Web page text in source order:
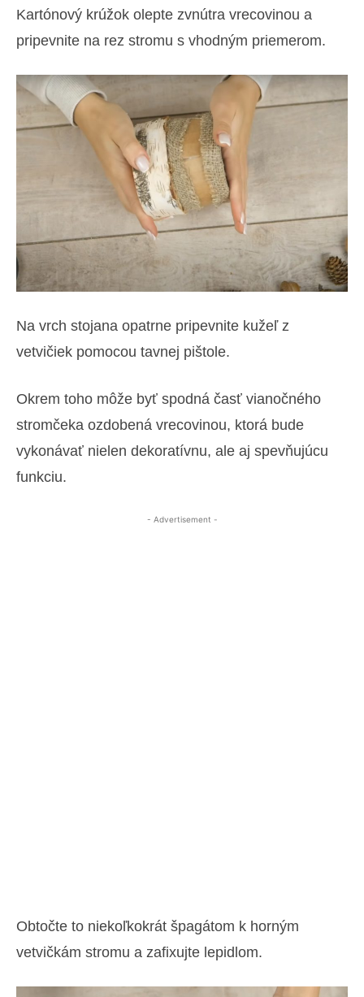
Kartónový krúžok olepte zvnútra vrecovinou a
pripevnite na rez stromu s vhodným priemerom.
Na vrch stojana opatrne pripevnite kužeľ z
vetvičiek pomocou tavnej pištole.
Okrem toho môže byť spodná časť vianočného
stromčeka ozdobená vrecovinou, ktorá bude
vykonávať nielen dekoratívnu, ale aj spevňujúcu
funkciu.
- Advertisement -
Obtočte to niekoľkokrát špagátom k horným
vetvičkám stromu a zafixujte lepidlom.